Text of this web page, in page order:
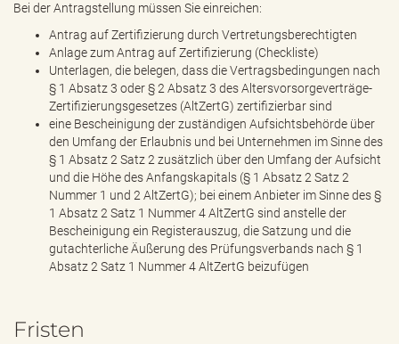
Bei der Antragstellung müssen Sie einreichen:
Antrag auf Zertifizierung durch Vertretungsberechtigten
Anlage zum Antrag auf Zertifizierung (Checkliste)
Unterlagen, die belegen, dass die Vertragsbedingungen nach
§ 1 Absatz 3 oder § 2 Absatz 3 des Altersvorsorgeverträge-
Zertifizierungsgesetzes (AltZertG) zertifizierbar sind
eine Bescheinigung der zuständigen Aufsichtsbehörde über
den Umfang der Erlaubnis und bei Unternehmen im Sinne des
§ 1 Absatz 2 Satz 2 zusätzlich über den Umfang der Aufsicht
und die Höhe des Anfangskapitals (§ 1 Absatz 2 Satz 2
Nummer 1 und 2 AltZertG); bei einem Anbieter im Sinne des §
1 Absatz 2 Satz 1 Nummer 4 AltZertG sind anstelle der
Bescheinigung ein Registerauszug, die Satzung und die
gutachterliche Äußerung des Prüfungsverbands nach § 1
Absatz 2 Satz 1 Nummer 4 AltZertG beizufügen
Fristen